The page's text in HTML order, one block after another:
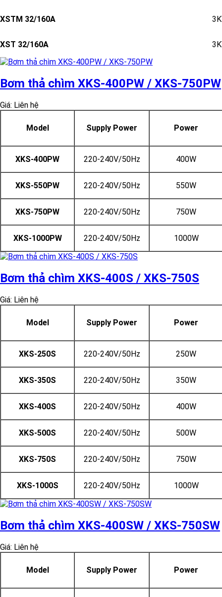
XSTM 32/160A
XST 32/160A
Bơm thả chìm XKS-400PW / XKS-750PW
Giá: Liên hệ
Model Supply Power Power
XKS-400PW 220-240V/50Hz 400W
XKS-550PW 220-240V/50Hz 550W
XKS-750PW 220-240V/50Hz 750W
XKS-1000PW 220-240V/50Hz 1000W
Bơm thả chìm XKS-400S / XKS-750S
Giá: Liên hệ
Model Supply Power Power
XKS-250S 220-240V/50Hz 250W
XKS-350S 220-240V/50Hz 350W
XKS-400S 220-240V/50Hz 400W
XKS-500S 220-240V/50Hz 500W
XKS-750S 220-240V/50Hz 750W
XKS-1000S 220-240V/50Hz 1000W
Bơm thả chìm XKS-400SW / XKS-750SW
Giá: Liên hệ
Model Supply Power Power